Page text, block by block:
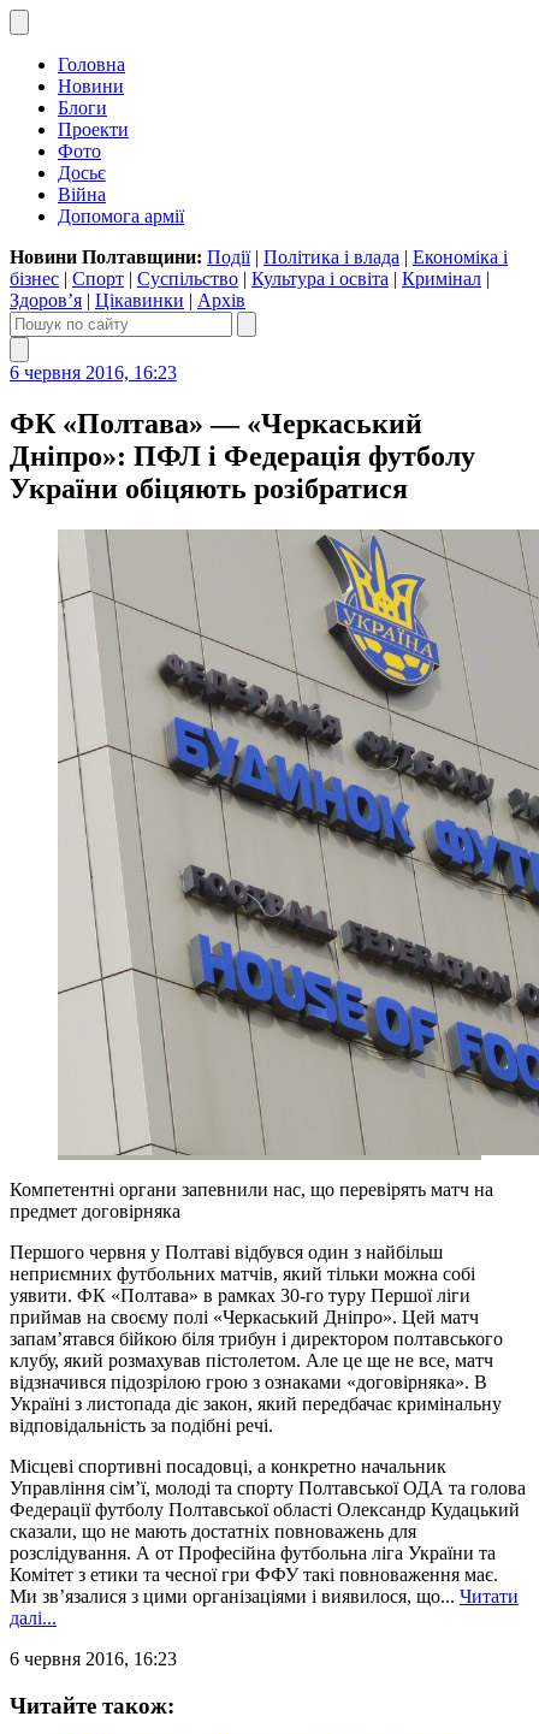
Головна
Новини
Блоги
Проекти
Фото
Досьє
Війна
Допомога армії
Новини Полтавщини: Події| Політика і влада | Економіка і
бізнес | Спорт | Суспільство | Культура і освіта | Кримінал |
Здоров’я | Цікавинки | Архів
6 червня 2016, 16:23
ФК «Полтава» — «Черкаський
Дніпро»: ПФЛ і Федерація футболу
України обіцяють розібратися
Компетентні органи запевнили нас, що перевірять матч на
предмет договірняка
Першого червня у Полтаві відбувся один з найбільш
неприємних футбольних матчів, який тільки можна собі
уявити. ФК «Полтава» в рамках 30-го туру Першої ліги
приймав на своєму полі «Черкаський Дніпро». Цей матч
запам’ятався бійкою біля трибун і директором полтавського
клубу, який розмахував пістолетом. Але це ще не все, матч
відзначився підозрілою грою з ознаками «договірняка». В
Україні з листопада діє закон, який передбачає кримінальну
відповідальність за подібні речі.
Місцеві спортивні посадовці, а конкретно начальник
Управління сім’ї, молоді та спорту Полтавської ОДА та голова
Федерації футболу Полтавської області Олександр Кудацький
сказали, що не мають достатніх повноважень для
розслідування. А от Професійна футбольна ліга України та
Комітет з етики та чесної гри ФФУ такі повноваження має.
Ми зв’язалися з цими організаціями і виявилося, що... Читати
далі...
6 червня 2016, 16:23
Читайте також: